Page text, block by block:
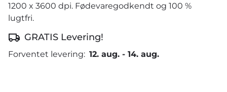
1200 x 3600 dpi. Fødevaregodkendt og 100 %
lugtfri.
GRATIS Levering!
Forventet levering: 12. aug. - 14. aug.